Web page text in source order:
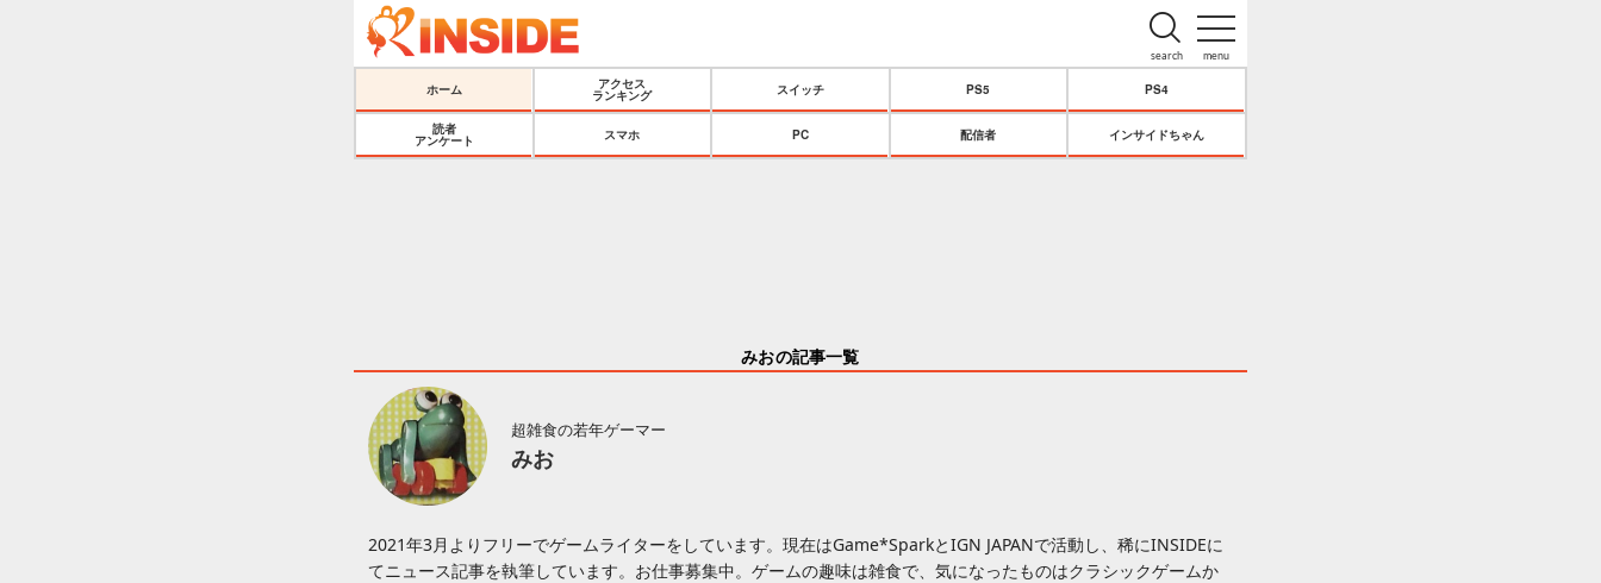
menu
search
ホーム
アクセス
ランキング
スイッチ PS5 PS4
読者
アンケート
スマホ PC 配信者 インサイドちゃん
みおの記事一覧
超雑食の若年ゲーマー
みお
2021年3月よりフリーでゲームライターをしています。現在はGame*SparkとIGN JAPANで活動し、稀にINSIDEに
てニュース記事を執筆しています。お仕事募集中。ゲームの趣味は雑食で、気になったものはクラシックゲームか